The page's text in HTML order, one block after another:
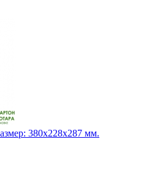
380х228х287 мм.